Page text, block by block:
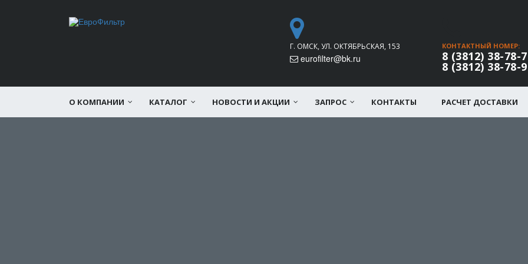
КОНТАКТНЫЙ НОМЕР:
8 (3812) 38-78-
8 (3812) 38-78-
Г. ОМСК, УЛ. ОКТЯБРЬСКАЯ, 153
eurofilter@bk.ru
О КОМПАНИИ КАТАЛОГ НОВОСТИ И АКЦИИ ЗАПРОС КОНТАКТЫ РАСЧЕТ ДОСТАВКИ